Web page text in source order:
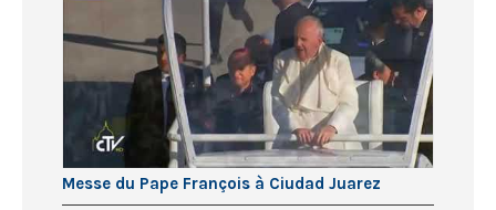
Messe du Pape François à Ciudad Juarez